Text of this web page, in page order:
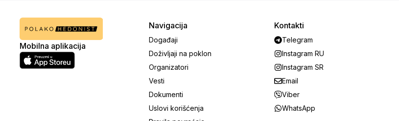
Mobilna aplikacija
Navigacija
Događaji
Doživljaji na poklon
Organizatori
Vesti
Dokumenti
Uslovi korišćenja
Kontakti
Telegram
Instagram RU
Instagram SR
Email
Viber
WhatsApp